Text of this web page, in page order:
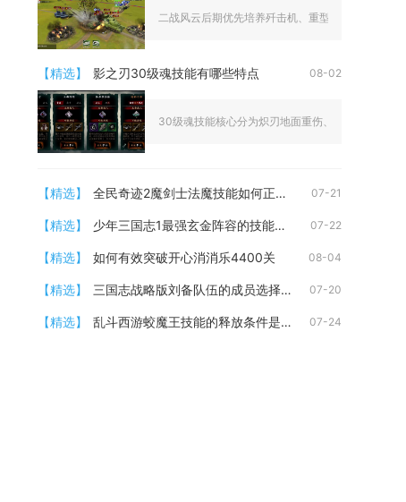
二战风云后期优先培养歼击机、重型坦克、轰炸机
【精选】 影之刃30级魂技能有哪些特点 08-02
30级魂技能核心分为炽刃地面重伤、绝影空中暗杀
【精选】 全民奇迹2魔剑士法魔技能如何正确使用 07-21
【精选】 少年三国志1最强玄金阵容的技能搭配有哪些 07-22
【精选】 如何有效突破开心消消乐4400关 08-04
【精选】 三国志战略版刘备队伍的成员选择有哪些 07-20
【精选】 乱斗西游蛟魔王技能的释放条件是什么 07-24